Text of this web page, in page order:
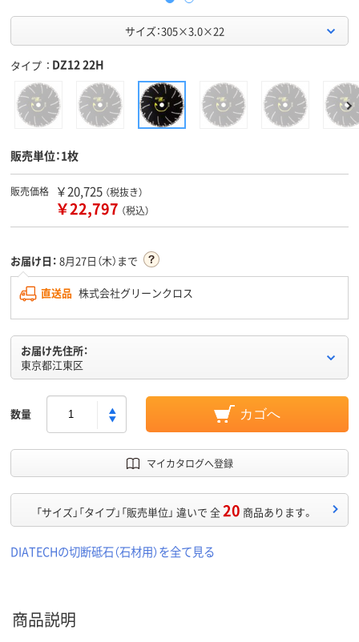
サイズ：305×3.0×22
タイプ DZ12 22H
販売単位：1枚
販売価格 ￥20,725 （税抜き）
￥22,797 （税込）
お届け日： 8月27日（木）まで
直送品 株式会社グリーンクロス
お届け先住所：
東京都江東区
数量 カゴへ
マイカタログへ登録
「サイズ」「タイプ」「販売単位」 違いで 全20 商品あります。
DIATECHの切断砥石（石材用）を全て見る
商品説明